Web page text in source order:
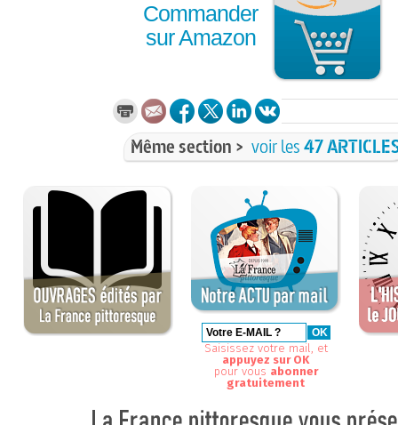
Commander
sur Amazon
Même section > voir les47
Saisissez votre mail, et
appuyez sur OK
pour vous abonner
gratuitement